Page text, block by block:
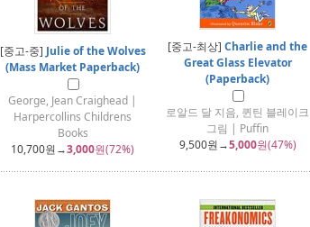
[중고-중] Julie of the Wolves
(Mass Market Paperback)
George, Jean Craighead |
Harpercollins Childrens
Books
10,700원→3,000원(72%)
[중고-최상] Charlie and the
Great Glass Elevator
(Paperback)
로알드 달 지음, 퀸틴 블레이크
그림 | Puffin
9,500원→5,000원(47%)